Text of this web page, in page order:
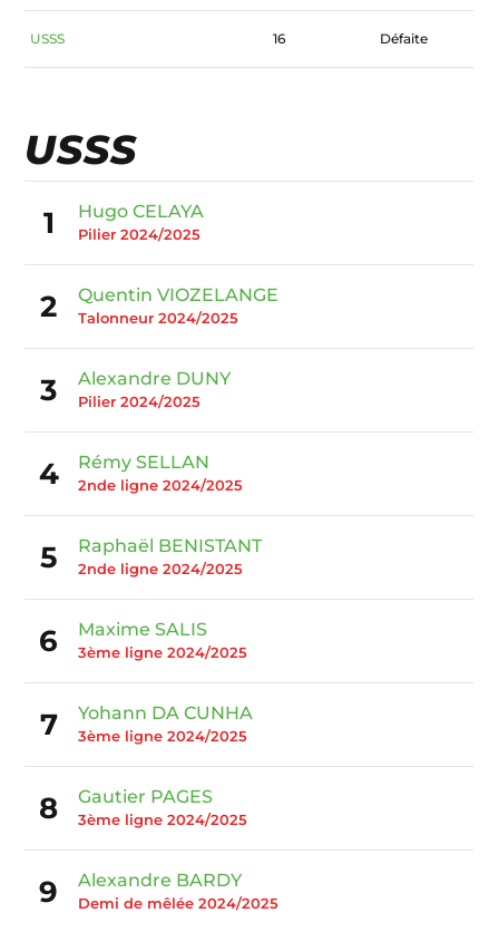
USSS 16 Défaite
USSS
1 Hugo CELAYA
Pilier 2024/2025
2 Quentin VIOZELANGE
Talonneur 2024/2025
3 Alexandre DUNY
Pilier 2024/2025
4 Rémy SELLAN
2nde ligne 2024/2025
5 Raphaël BENISTANT
2nde ligne 2024/2025
6 Maxime SALIS
3ème ligne 2024/2025
7 Yohann DA CUNHA
3ème ligne 2024/2025
8 Gautier PAGES
3ème ligne 2024/2025
9 Alexandre BARDY
Demi de mêlée 2024/2025